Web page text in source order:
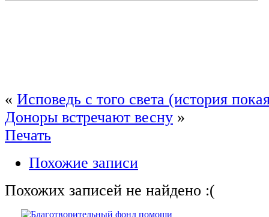
« Исповедь с того света (история
Доноры встречают весну »
Печать
Похожие записи
Похожих записей не найдено :(